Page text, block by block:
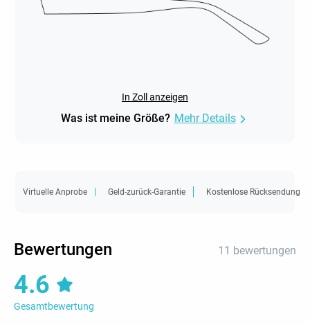
In Zoll anzeigen
Was ist meine Größe? Mehr Details
Virtuelle Anprobe Geld-zurück-Garantie Kostenlose Rücksendung
Bewertungen 11 bewertungen
4.6
Gesamtbewertung